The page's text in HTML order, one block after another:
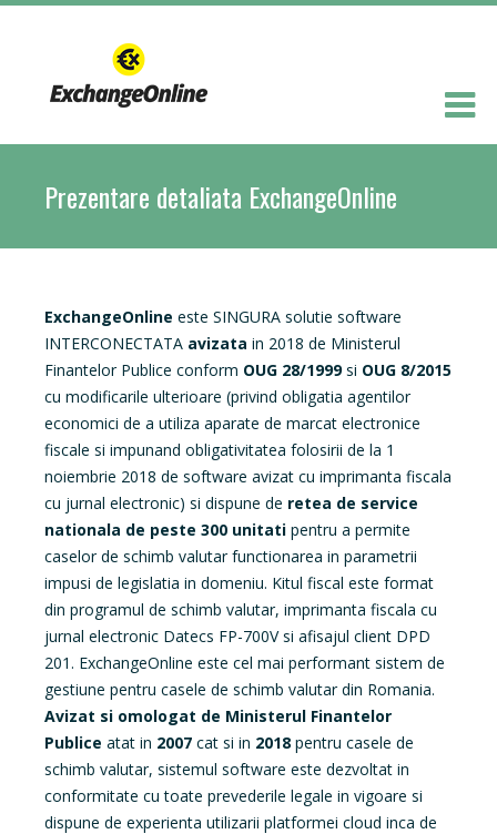
Prezentare detaliata ExchangeOnline
ExchangeOnline este SINGURA solutie software
INTERCONECTATA avizata in 2018 de Ministerul
Finantelor Publice conform OUG 28/1999si OUG 8/2015
cu modificarile ulterioare (privind obligatia agentilor
economici de a utiliza aparate de marcat electronice
fiscale si impunand obligativitatea folosirii de la 1
noiembrie 2018 de software avizat cu imprimanta fiscala
cu jurnal electronic) si dispune de retea de service
nationala de peste 300 unitati pentru a permite
caselor de schimb valutar functionarea in parametrii
impusi de legislatia in domeniu. Kitul fiscal este format
din programul de schimb valutar, imprimanta fiscala cu
jurnal electronic Datecs FP-700V si afisajul client DPD
201. ExchangeOnline este cel mai performant sistem de
gestiune pentru casele de schimb valutar din Romania.
Avizat si omologat de Ministerul Finantelor
Publice atat in 2007 cat si in 2018 pentru casele de
schimb valutar, sistemul software este dezvoltat in
conformitate cu toate prevederile legale in vigoare si
dispune de experienta utilizarii platformei cloud inca de